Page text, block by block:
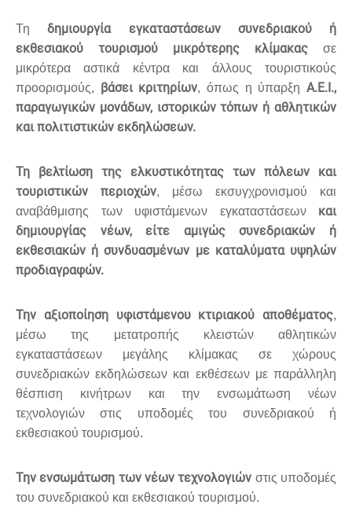
Τηδημιουργία εγκαταστάσεων συνεδριακού ή
εκθεσιακού τουρισμού μικρότερης κλίμακας σε
μικρότερα αστικά κέντρα και άλλους τουριστικούς
προορισμούς, βάσει κριτηρίων, όπως η ύπαρξηΑ.Ε.Ι.,
παραγωγικών μονάδων, ιστορικών τόπων ή αθλητικών
και πολιτιστικών εκδηλώσεων.
Τη βελτίωση της ελκυστικότητας των πόλεων και
τουριστικών περιοχών, μέσω εκσυγχρονισμού και
αναβάθμισης των υφιστάμενων εγκαταστάσεων και
δημιουργίας νέων, είτε αμιγώς συνεδριακών ή
εκθεσιακών ή συνδυασμένων με καταλύματα υψηλών
προδιαγραφών.
Την αξιοποίηση υφιστάμενου κτιριακού αποθέματος,
μέσω της μετατροπής κλειστών αθλητικών
εγκαταστάσεων μεγάλης κλίμακας σε χώρους
συνεδριακών εκδηλώσεων και εκθέσεων με παράλληλη
θέσπιση κινήτρων και την ενσωμάτωση νέων
τεχνολογιών στις υποδομές του συνεδριακού ή
εκθεσιακού τουρισμού.
Την ενσωμάτωση των νέων τεχνολογιών στις υποδομές
του συνεδριακού και εκθεσιακού τουρισμού.